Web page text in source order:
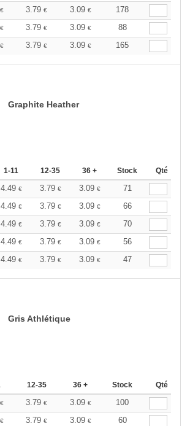
€ 3.79 € 3.09 €
178
€ 3.79 € 3.09 €
88
€ 3.79 € 3.09 € 165
Graphite Heather
1-11 12-35 36 + Stock Qté
4.49 € 3.79 € 3.09 €
71
4.49 € 3.79 € 3.09 €
66
4.49 € 3.79 € 3.09 €
70
4.49 € 3.79 € 3.09 €
56
4.49 € 3.79 € 3.09 € 47
Gris Athlétique
12-35 36 + Stock Qté
€ 3.79 € 3.09 €
100
€ 3.79 € 3.09 €
60